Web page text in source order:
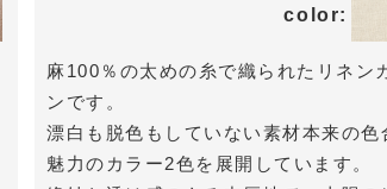
color:
麻100％の太めの糸で織られたリネン
ンです。
漂白も脱色もしていない素材本来の色
魅力のカラー2色を展開しています。